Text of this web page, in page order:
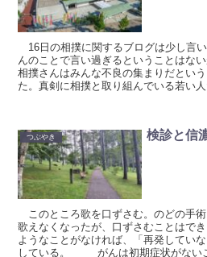
16日の相撲に関するブログは少し言
んのことで言い過ぎるということはな
相撲さんはみんな不良の集まりだとい
た。真剣に相撲と取り組んでいる若い
つぶやき 検診と信
このところ歌を口ずさむ。のどの手
歌えなくなったが、口ずさむことは
ようなことがなければ、「再発してい
している。 がんは初期症状がない